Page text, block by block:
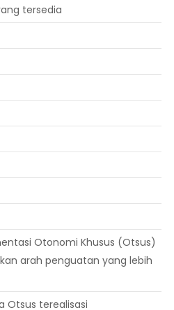
tersedia
Otonomi Khusus (Otsus)
arah penguatan yang lebih
Otsus terealisasi